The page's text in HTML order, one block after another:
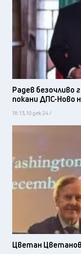
Радев безочливо
покани ДПС-Ново
18:13, 10 дек 24 /
Цветан